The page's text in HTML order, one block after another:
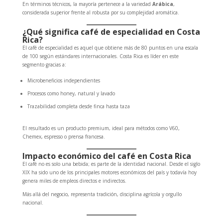
En términos técnicos, la mayoría pertenece a la variedad Arábica,
considerada superior frente al robusta por su complejidad aromática.
¿Qué significa café de especialidad en Costa
Rica?
El café de especialidad es aquel que obtiene más de 80 puntos en una escala
de 100 según estándares internacionales. Costa Rica es líder en este
segmento gracias a:
Microbeneficios independientes
Procesos como honey, natural y lavado
Trazabilidad completa desde finca hasta taza
El resultado es un producto premium, ideal para métodos como V60,
Chemex, espresso o prensa francesa.
Impacto económico del café en Costa Rica
El café no es solo una bebida; es parte de la identidad nacional. Desde el siglo
XIX ha sido uno de los principales motores económicos del país y todavía hoy
genera miles de empleos directos e indirectos.
Más allá del negocio, representa tradición, disciplina agrícola y orgullo
nacional.